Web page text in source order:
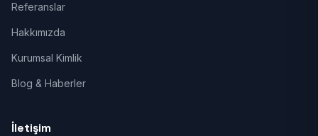
Referanslar
Hakkımızda
Kurumsal Kimlik
Blog & Haberler
İletişim